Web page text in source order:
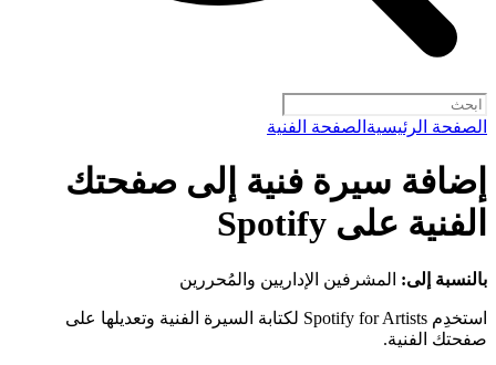
الصفحة الرئيسية الصفحة الفنية
إضافة سيرة فنية إلى صفحتك
الفنية على Spotify
بالنسبة إلى: المشرفين الإداريين والمُحررين
استخدِم Spotify for Artists لكتابة السيرة الفنية وتعديلها على
صفحتك الفنية.